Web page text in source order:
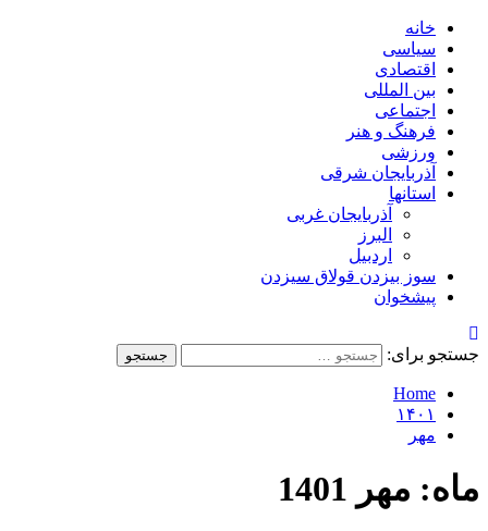
خانه
سیاسی
اقتصادی
بین المللی
اجتماعی
فرهنگ و هنر
ورزشی
آذربایجان شرقی
استانها
آذربایجان غربی
البرز
اردبیل
سوز بیزدن قولاق سیزدن
پیشخوان
جستجو برای:
Home
۱۴۰۱
مهر
ماه: مهر 1401